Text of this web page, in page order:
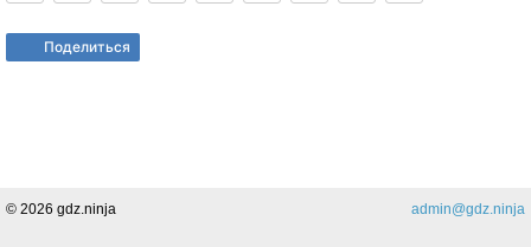
Поделиться
© 2026 gdz.ninja admin@gdz.ninja